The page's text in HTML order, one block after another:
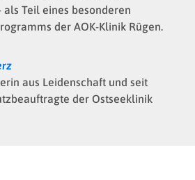
als Teil eines besonderen
der AOK-Klinik Rügen.
aus Leidenschaft und seit
der Ostseeklinik